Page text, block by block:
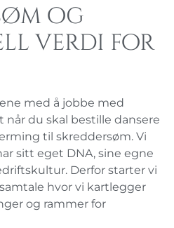
og
verdi for
med å jobbe med
du skal bestille dansere
til skreddersøm. Vi
sitt eget DNA, sine egne
Derfor starter vi
hvor vi kartlegger
og rammer for